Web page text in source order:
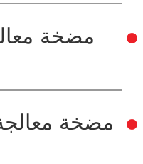
مضخة